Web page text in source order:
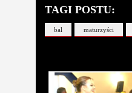
TAGI POSTU:
bal maturzyści